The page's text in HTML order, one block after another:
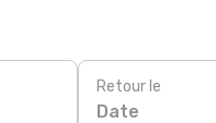
Retour le
Date